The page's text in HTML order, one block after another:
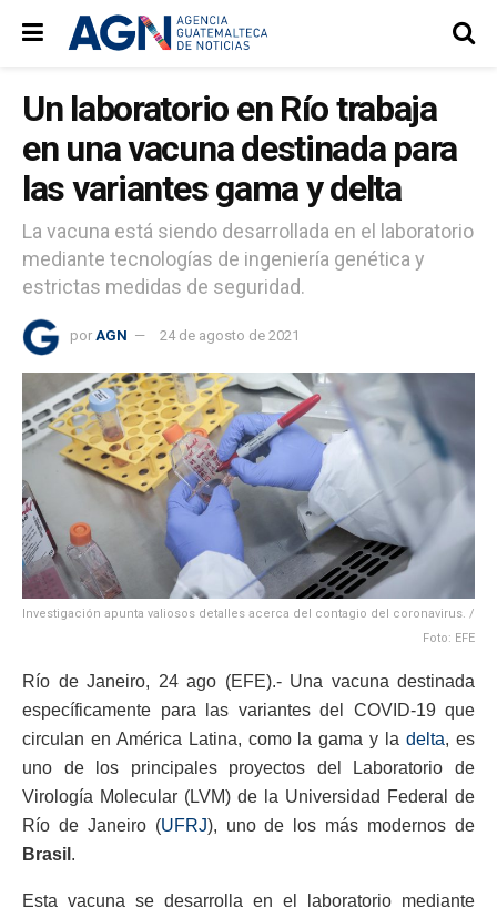
Un laboratorio en Río trabaja
en una vacuna destinada para
las variantes gama y delta
La vacuna está siendo desarrollada en el laboratorio
mediante tecnologías de ingeniería genética y
estrictas medidas de seguridad.
por AGN 24 de agosto de 2021
Investigación apunta valiosos detalles acerca del contagio del coronavirus. /
Foto: EFE
Río de Janeiro, 24 ago (EFE).- Una vacuna destinada
específicamente para las variantes del COVID-19 que
circulan en América Latina, como la gama y ladelta, es
uno de los principales proyectos del Laboratorio de
Virología Molecular (LVM) de la Universidad Federal de
Río de Janeiro (UFRJ), uno de los más modernos de
Brasil .
Esta vacuna se desarrolla en el laboratorio mediante